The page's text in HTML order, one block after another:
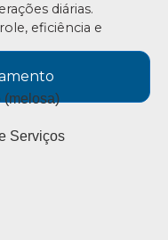
diárias.
eficiência e
(melosa)
Serviços